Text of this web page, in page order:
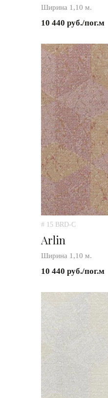
Ширина 1,10 м.
10 440 руб./пог.м
# 15 BRD-C
Arlin
Ширина 1,10 м.
10 440 руб./пог.м